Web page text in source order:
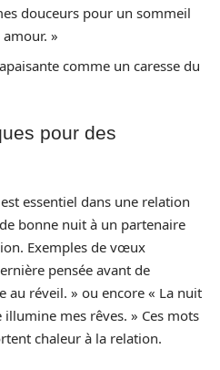
douceurs pour un sommeil
»
comme un caresse du
pour des
essentiel dans une relation
bonne nuit à un partenaire
Exemples de vœux
pensée avant de
au réveil. » ou encore « La nuit
mes rêves. » Ces mots
chaleur à la relation.